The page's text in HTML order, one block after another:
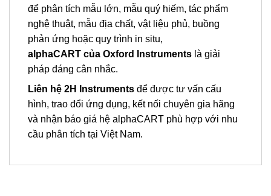
để phân tích mẫu lớn, mẫu quý hiếm, tác phẩm
nghệ thuật, mẫu địa chất, vật liệu phủ, buồng
phản ứng hoặc quy trình in situ,
alphaCART của Oxford Instruments là giải
pháp đáng cân nhắc.
Liên hệ 2H Instruments để được tư vấn cấu
hình, trao đổi ứng dụng, kết nối chuyên gia hãng
và nhận báo giá hệ alphaCART phù hợp với nhu
cầu phân tích tại Việt Nam.